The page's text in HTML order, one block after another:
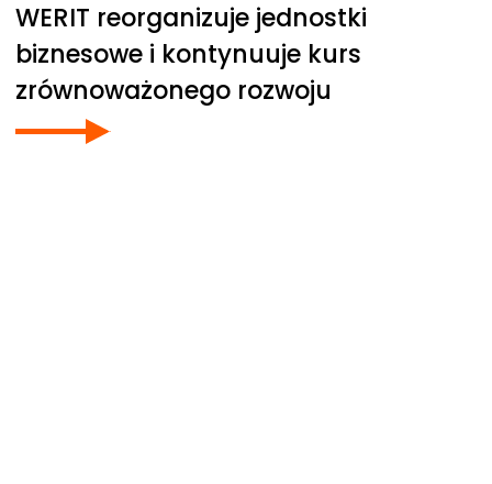
WERIT reorganizuje jednostki
biznesowe i kontynuuje kurs
zrównoważonego rozwoju